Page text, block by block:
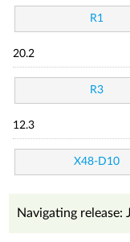
R1
20.2
R3
12.3
X48-D10
Navigating release: